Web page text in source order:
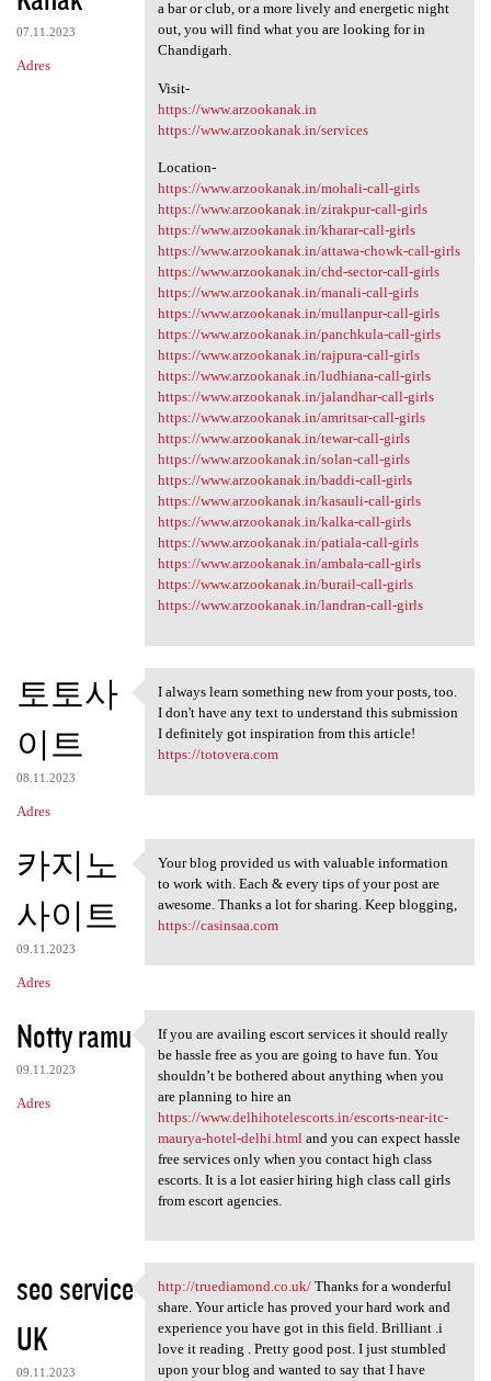
07.11.2023
Adres
a bar or club, or a more lively and energetic night
out, you will find what you are looking for in
Chandigarh.
Visit-
https://www.arzookanak.in
https://www.arzookanak.in/services
Location-
https://www.arzookanak.in/mohali-call-girls
https://www.arzookanak.in/zirakpur-call-girls
https://www.arzookanak.in/kharar-call-girls
https://www.arzookanak.in/attawa-chowk-call-girls
https://www.arzookanak.in/chd-sector-call-girls
https://www.arzookanak.in/manali-call-girls
https://www.arzookanak.in/mullanpur-call-girls
https://www.arzookanak.in/panchkula-call-girls
https://www.arzookanak.in/rajpura-call-girls
https://www.arzookanak.in/ludhiana-call-girls
https://www.arzookanak.in/jalandhar-call-girls
https://www.arzookanak.in/amritsar-call-girls
https://www.arzookanak.in/tewar-call-girls
https://www.arzookanak.in/solan-call-girls
https://www.arzookanak.in/baddi-call-girls
https://www.arzookanak.in/kasauli-call-girls
https://www.arzookanak.in/kalka-call-girls
https://www.arzookanak.in/patiala-call-girls
https://www.arzookanak.in/ambala-call-girls
https://www.arzookanak.in/burail-call-girls
https://www.arzookanak.in/landran-call-girls
토토사
이트
08.11.2023
Adres
I always learn something new
I always learn something new from your posts, too.
I don't have any text to understand this submission
I definitely got inspiration from this article!
https://totovera.com
카지노
사이트
09.11.2023
Adres
Your blog provided us with
Your blog provided us with valuable information
to work with. Each & every tips of your post are
awesome. Thanks a lot for sharing. Keep blogging,
https://casinsaa.com
Notty ramu
09.11.2023
Adres
If you are availing escort
If you are availing escort services it should really
be hassle free as you are going to have fun. You
shouldn’t be bothered about anything when you
are planning to hire an
https://www.delhihotelescorts.in/escorts-near-itc-
maurya-hotel-delhi.html and you can expect hassle
free services only when you contact high class
escorts. It is a lot easier hiring high class call girls
from escort agencies.
seo service
UK
09.11.2023
http://truediamond.co.uk/
http://truediamond.co.uk/Thanks for a wonderful
share. Your article has proved your hard work and
experience you have got in this field. Brilliant .i
love it reading . Pretty good post. I just stumbled
upon your blog and wanted to say that I have